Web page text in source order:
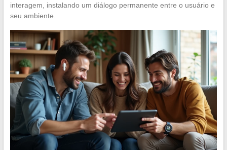
interagem, instalando um diálogo permanente entre o usuário e
seu ambiente.